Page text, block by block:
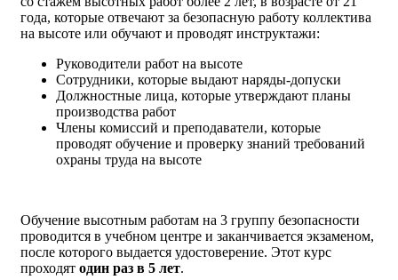
года, которые отвечают за безопасную работу коллектива
на высоте или обучают и проводят инструктажи:
Руководители работ на высоте
Сотрудники, которые выдают наряды-допуски
Должностные лица, которые утверждают планы
производства работ
Члены комиссий и преподаватели, которые
проводят обучение и проверку знаний требований
охраны труда на высоте
Обучение высотным работам на 3 группу безопасности
проводится в учебном центре и заканчивается экзаменом,
после которого выдается удостоверение. Этот курс
проходят один раз в 5 лет.